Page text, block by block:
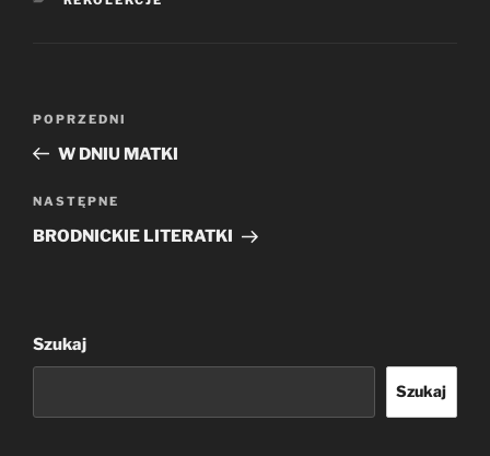
wpisu
Poprzedni
wpis
POPRZEDNI
W DNIU MATKI
Następny
wpis
NASTĘPNE
BRODNICKIE LITERATKI
Szukaj
Szukaj